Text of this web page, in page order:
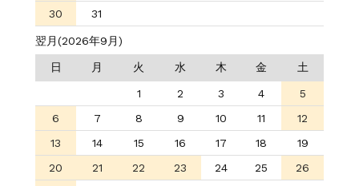
30
31
翌月(2026年9月)
日 月 火 水 木 金 土
1 2 3 4
5
6
7 8 9 10 11
12
13
14 15 16 17 18
19
20
21 22 23 24 25
26